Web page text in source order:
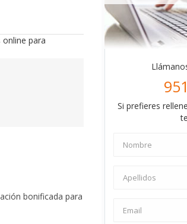
bonificada para
Si prefieres